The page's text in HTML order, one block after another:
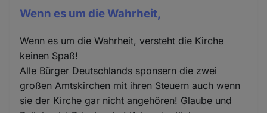
Wenn es um die Wahrheit,
Wenn es um die Wahrheit, versteht die Kirche
keinen Spaß!
Alle Bürger Deutschlands sponsern die zwei
großen Amtskirchen mit ihren Steuern auch wenn
sie der Kirche gar nicht angehören! Glaube und